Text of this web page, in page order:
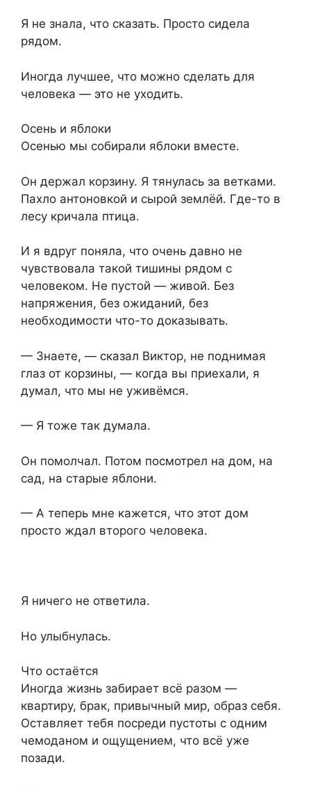
Я не знала, что сказать. Просто сидела
рядом.
Иногда лучшее, что можно сделать для
человека — это не уходить.
Осень и яблоки
Осенью мы собирали яблоки вместе.
Он держал корзину. Я тянулась за ветками.
Пахло антоновкой и сырой землёй. Где-то в
лесу кричала птица.
И я вдруг поняла, что очень давно не
чувствовала такой тишины рядом с
человеком. Не пустой — живой. Без
напряжения, без ожиданий, без
необходимости что-то доказывать.
— Знаете, — сказал Виктор, не поднимая
глаз от корзины, — когда вы приехали, я
думал, что мы не уживёмся.
— Я тоже так думала.
Он помолчал. Потом посмотрел на дом, на
сад, на старые яблони.
— А теперь мне кажется, что этот дом
просто ждал второго человека.
Я ничего не ответила.
Но улыбнулась.
Что остаётся
Иногда жизнь забирает всё разом —
квартиру, брак, привычный мир, образ себя.
Оставляет тебя посреди пустоты с одним
чемоданом и ощущением, что всё уже
позади.